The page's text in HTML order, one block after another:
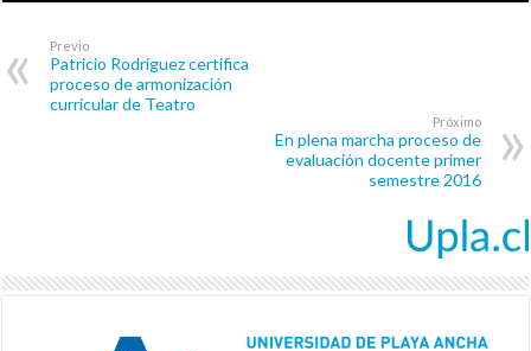
Previo
Patricio Rodríguez certifica
proceso de armonización
curricular de Teatro
Próximo
En plena marcha proceso de
evaluación docente primer
semestre 2016